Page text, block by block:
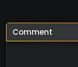
Comment